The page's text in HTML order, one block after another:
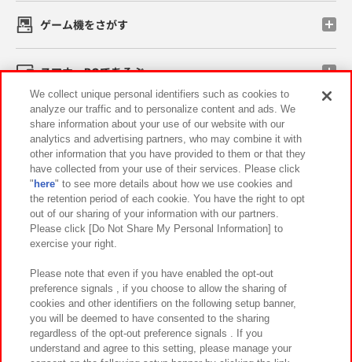
ゲーム機をさがす
スマホ・PCであそぶ
イベント・キャンペーン
関連会社 サステナビリティ サイトポリシー
プライバシーポリシー ウェブアクセシビリティ方針と検証結果
お取引先さまとともに
カスタマーハラスメント対応方針 よくあるご質問・お問い合わせ
We collect unique personal identifiers such as cookies to
analyze our traffic and to personalize content and ads. We
share information about your use of our website with our
analytics and advertising partners, who may combine it with
other information that you have provided to them or that they
have collected from your use of their services. Please click
" here" to see more details about how we use cookies and
the retention period of each cookie. You have the right to opt
out of our sharing of your information with our partners.
Please click [Do Not Share My Personal Information] to
exercise your right.
Please note that even if you have enabled the opt-out
preference signals , if you choose to allow the sharing of
cookies and other identifiers on the following setup banner,
you will be deemed to have consented to the sharing
regardless of the opt-out preference signals . If you
understand and agree to this setting, please manage your